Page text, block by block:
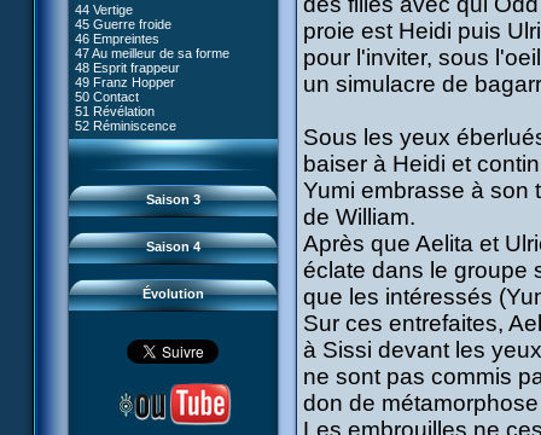
44 Vertige
45 Guerre froide
46 Empreintes
47 Au meilleur de sa forme
48 Esprit frappeur
49 Franz Hopper
50 Contact
51 Révélation
52 Réminiscence
Saison 3
54 Lyoko moins un
55 Raz de marée
56 Fausse piste
57 Aelita
58 Le prétendant
59 Le secret
60 Tarentule au plafond
61 Sabotage
62 Désincarnation
63 Triple sot
64 Surmenage
65 Dernier round
Saison 4
81 Oeil pour oeil
82 Mémoire blanche
83 Superstition
84 Missile guidé
85 La belle de Kadic
86 Kiwi superstar
87 Planète bleue
88 Cousins ennemis
89 Il est sensé d'être insensé
90 Médusée
91 Mauvaises ondes
93 Retour
94 Contre-attaque
95 Souvenirs
Évolution
#09 - Comment tromper XANA
#10 - Le réveil du guerrier
#11 - Rendez-vous
#12 - Chaos à Kadic
#13 - Vendredi 13
#14 - Intrusion
#15 - Les sans-codes
#16 - Confusion
#17 - Un avenir professionnel
assuré
#18 - Obstination
#19 - Le piège
#21 - Faux-semblants
#22 - Mutinerie
#24 - Paradoxe temporel
#25 - Hécatombe
#26 - Ultime mission
proie est Heidi puis
pour l'inviter, sous
un simulacre de
Sous les yeux
baiser à Heidi et
Yumi embrasse à son
de William.
Après que Aelita et
éclate dans le groupe
que les intéressés
Sur ces entrefaites,
à Sissi devant les
ne sont pas commis
don de
Les embrouilles ne